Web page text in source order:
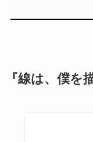
『線は、僕を